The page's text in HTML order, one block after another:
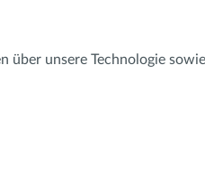
über unsere Technologie